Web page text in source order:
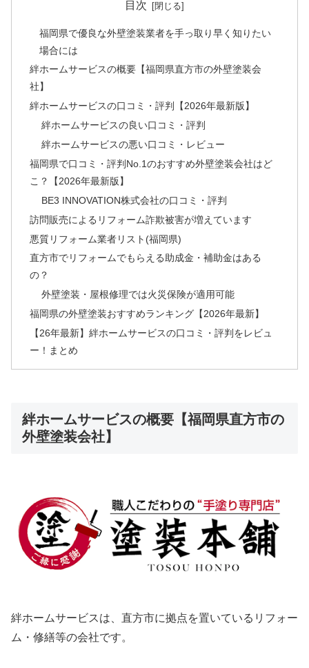
目次
福岡県で優良な外壁塗装業者を手っ取り早く知りたい
場合には
絆ホームサービスの概要【福岡県直方市の外壁塗装会
社】
絆ホームサービスの口コミ・評判【2026年最新版】
絆ホームサービスの良い口コミ・評判
絆ホームサービスの悪い口コミ・レビュー
福岡県で口コミ・評判No.1のおすすめ外壁塗装会社はど
こ？【2026年最新版】
BE3 INNOVATION株式会社の口コミ・評判
訪問販売によるリフォーム詐欺被害が増えています
悪質リフォーム業者リスト(福岡県)
直方市でリフォームでもらえる助成金・補助金はある
の？
外壁塗装・屋根修理では火災保険が適用可能
福岡県の外壁塗装おすすめランキング【2026年最新】
【26年最新】絆ホームサービスの口コミ・評判をレビュ
ー！まとめ
絆ホームサービスの概要【福岡県直方市の
外壁塗装会社】
絆ホームサービスは、直方市に拠点を置いているリフォー
ム・修繕等の会社です。